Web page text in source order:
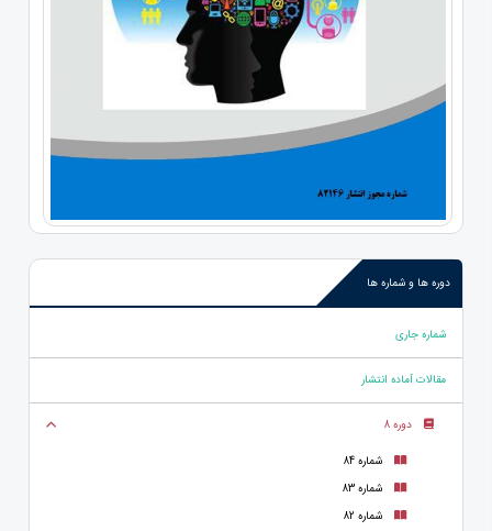
دوره ها و شماره ها
شماره جاری
مقالات آماده انتشار
دوره 8
شماره 84
شماره 83
شماره 82